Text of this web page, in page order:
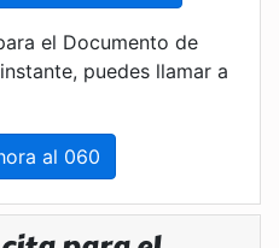
el Documento de
puedes llamar a
al 060